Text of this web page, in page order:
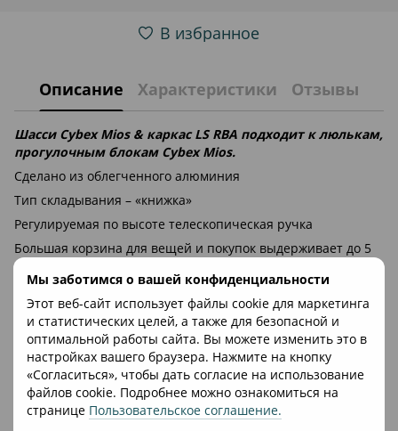
Мы заботимся о вашей конфиденциальности
Этот веб-сайт использует файлы cookie для маркетинга
и статистических целей, а также для безопасной и
оптимальной работы сайта. Вы можете изменить это в
настройках вашего браузера. Нажмите на кнопку
«Согласиться», чтобы дать согласие на использование
файлов cookie. Подробнее можно ознакомиться на
странице Пользовательское соглашение.
В избранное
Описание Характеристики Отзывы
Шасси Cybex Mios & каркас LS RBA подходит к люлькам,
прогулочным блокам Cybex Mios.
Сделано из облегченного алюминия
Тип складывания – «книжка»
Регулируемая по высоте телескопическая ручка
Большая корзина для вещей и покупок выдерживает до 5
кг
Амортизация всех колес
Передние колеса поворотные с функцией фиксации
Наличие кнопок памяти для комфортной транспортировки
Можно устанавливать люльку, прогулочный блок или
автомобильное кресло группы 0/0+
Размеры шасси в сложенном состоянии
(ШхДхВ):
50х75х33 см